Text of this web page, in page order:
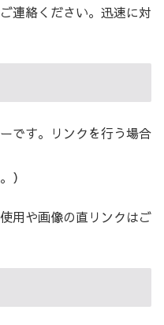
連絡ください。迅速に対
です。リンクを行う場合
）
用や画像の直リンクはご